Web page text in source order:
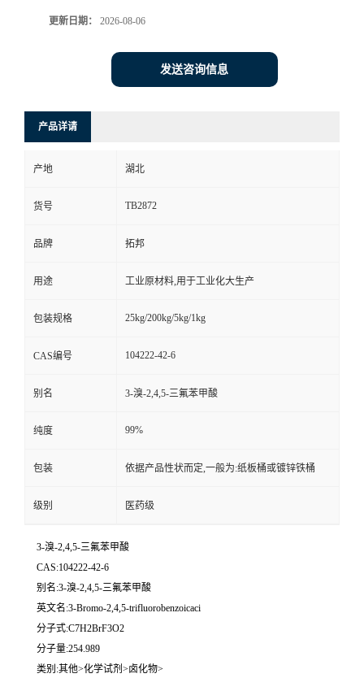
更新日期： 2026-08-06
发送咨询信息
产品详请
产地 湖北
货号 TB2872
品牌 拓邦
用途 工业原材料,用于工业化大生产
包装规格 25kg/200kg/5kg/1kg
CAS编号 104222-42-6
别名 3-溴-2,4,5-三氟苯甲酸
纯度 99%
包装 依据产品性状而定,一般为:纸板桶或镀锌铁桶
级别 医药级
3-溴-2,4,5-三氟苯甲酸
CAS:104222-42-6
别名:3-溴-2,4,5-三氟苯甲酸
英文名:3-Bromo-2,4,5-trifluorobenzoicaci
分子式:C7H2BrF3O2
分子量:254.989
类别:其他>化学试剂>卤化物>